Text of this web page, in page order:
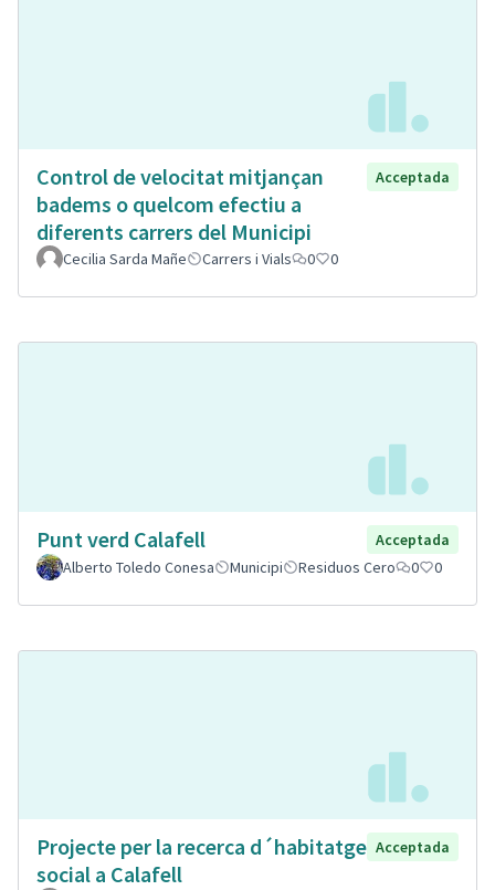
Control de velocitat mitjançan
badems o quelcom efectiu a
diferents carrers del Municipi
Acceptada
Cecilia Sarda Mañe Carrers i Vials 0 0
Punt verd Calafell
Acceptada
Alberto Toledo Conesa
Municipi Residuos Cero 0 0
Projecte per la recerca d´habitatge
social a Calafell
Acceptada